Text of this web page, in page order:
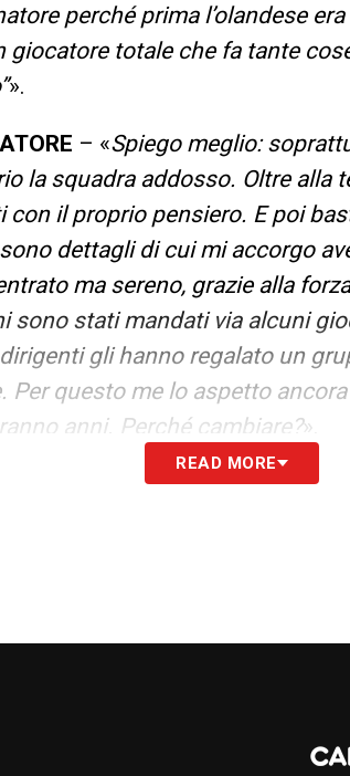
perché prima l’olandese
giocatore totale che fa tante
».
– «Spiego meglio:
la squadra addosso. Oltre alla
il proprio pensiero. E poi
dettagli di cui mi accorgo
ma sereno, grazie alla
sono stati mandati via alcuni
gli hanno regalato un
Per questo me lo aspetto
anni. Perché cambiare?».
GRANDE SALTO IN EUROPA– «
Anche lui con la serenità
10 e tornerà in media, ma
READ MORE